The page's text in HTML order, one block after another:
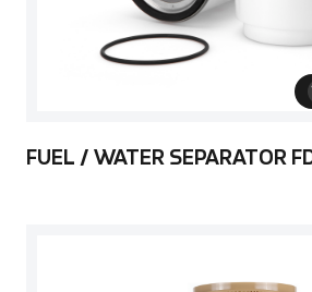
FUEL / WATER SEPARATOR